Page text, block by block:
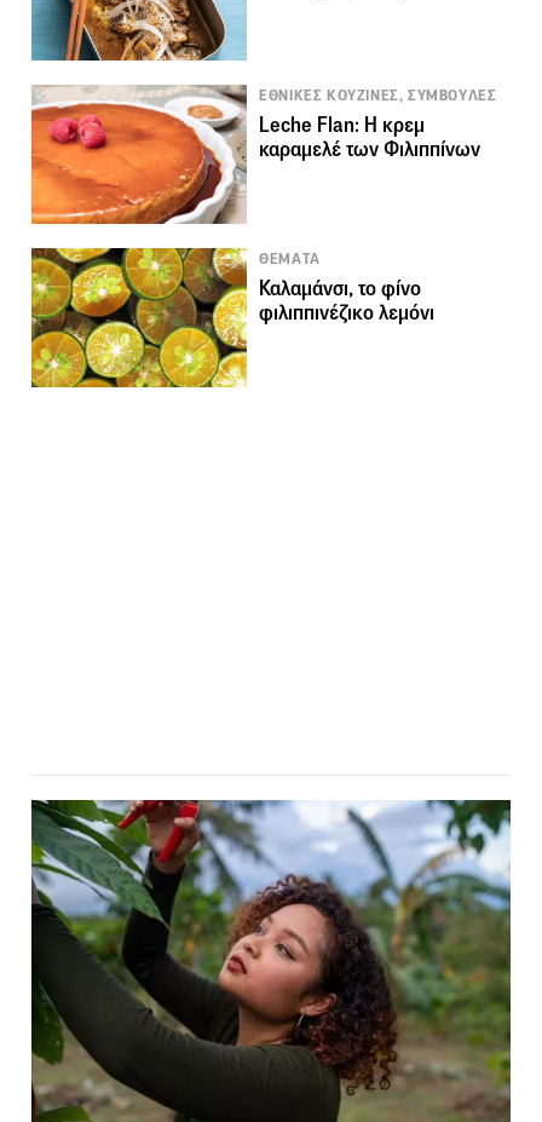
ΕΘΝΙΚΕΣ ΚΟΥΖΙΝΕΣ, ΣΥΜΒΟΥΛΕΣ
Leche Flan: Η κρεμ
καραμελέ των Φιλιππίνων
ΘΕΜΑΤΑ
Καλαμάνσι, το φίνο
φιλιππινέζικο λεμόνι